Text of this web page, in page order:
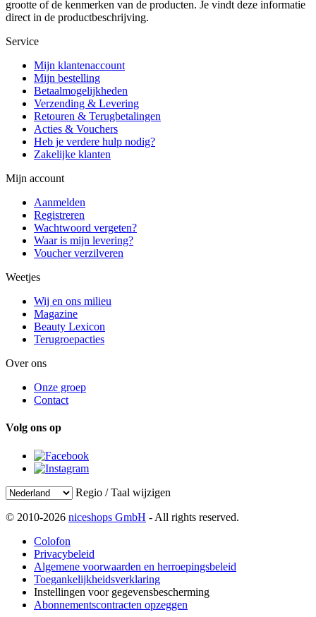
grootte of de kenmerken van de producten. Je vindt deze informatie
direct in de productbeschrijving.
Service
Mijn klantenaccount
Mijn bestelling
Betaalmogelijkheden
Verzending & Levering
Retouren & Terugbetalingen
Acties & Vouchers
Heb je verdere hulp nodig?
Zakelijke klanten
Mijn account
Aanmelden
Registreren
Wachtwoord vergeten?
Waar is mijn levering?
Voucher verzilveren
Weetjes
Wij en ons milieu
Magazine
Beauty Lexicon
Terugroepacties
Over ons
Onze groep
Contact
Volg ons op
Regio / Taal wijzigen
© 2010-2026 niceshops GmbH - All rights reserved.
Colofon
Privacybeleid
Algemene voorwaarden en herroepingsbeleid
Toegankelijkheidsverklaring
Instellingen voor gegevensbescherming
Abonnementscontracten opzeggen